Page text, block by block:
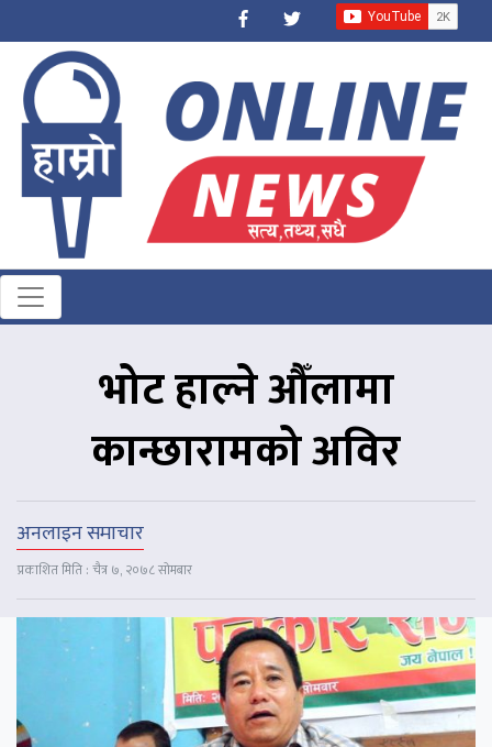
भोट हाल्ने औँलामा
कान्छारामको अविर
अनलाइन समाचार
प्रकाशित मिति : चैत्र ७, २०७८ सोमबार